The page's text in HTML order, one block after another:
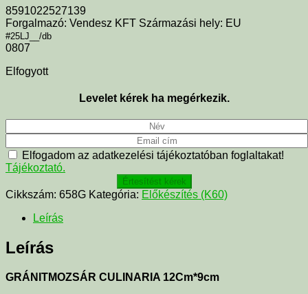
8591022527139
Forgalmazó: Vendesz KFT Származási hely: EU
#25LJ__/db
0807
Elfogyott
Levelet kérek ha megérkezik.
Elfogadom az adatkezelési tájékoztatóban foglaltakat!
Tájékoztató.
Értesítést kérek
Cikkszám: 658G Kategória: Előkészítés (K60)
Leírás
Leírás
GRÁNITMOZSÁR CULINARIA 12Cm*9cm